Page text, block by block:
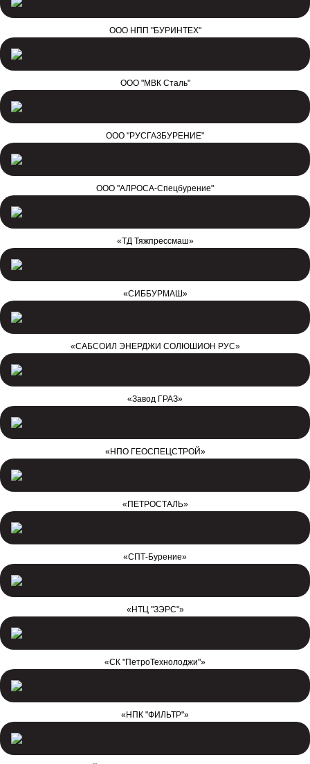
ООО НПП "БУРИНТЕХ"
ООО "МВК Сталь"
ООО "РУСГАЗБУРЕНИЕ"
ООО "АЛРОСА-Спецбурение"
«ТД Тяжпрессмаш»
«СИББУРМАШ»
«САБСОИЛ ЭНЕРДЖИ СОЛЮШИОН РУС»
«Завод ГРАЗ»
«НПО ГЕОСПЕЦСТРОЙ»
«ПЕТРОСТАЛЬ»
«СПТ-Бурение»
«НТЦ "ЗЭРС"»
«СК "ПетроТехнолоджи"»
«НПК "ФИЛЬТР"»